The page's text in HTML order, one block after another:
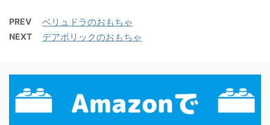
PREV ベリュドラのおもちゃ
NEXT デアボリックのおもちゃ